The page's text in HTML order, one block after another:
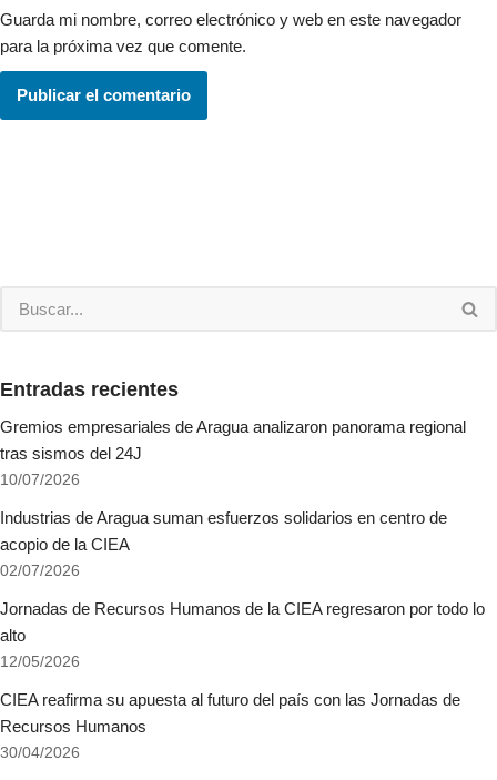
Guarda mi nombre, correo electrónico y web en este navegador
para la próxima vez que comente.
Entradas recientes
Gremios empresariales de Aragua analizaron panorama regional
tras sismos del 24J
10/07/2026
Industrias de Aragua suman esfuerzos solidarios en centro de
acopio de la CIEA
02/07/2026
Jornadas de Recursos Humanos de la CIEA regresaron por todo lo
alto
12/05/2026
CIEA reafirma su apuesta al futuro del país con las Jornadas de
Recursos Humanos
30/04/2026